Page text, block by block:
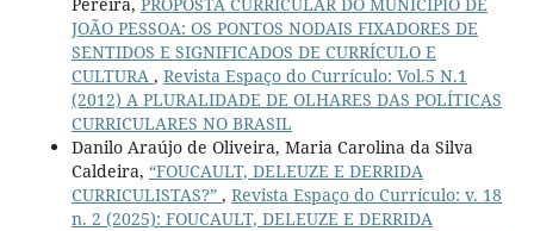
JOÃO PESSOA: OS PONTOS NODAIS FIXADORES DE
SENTIDOS E SIGNIFICADOS DE CURRÍCULO E
CULTURA , Revista Espaço do Currículo: Vol.5 N.1
(2012) A PLURALIDADE DE OLHARES DAS POLÍTICAS
CURRICULARES NO BRASIL
Danilo Araújo de Oliveira, Maria Carolina da Silva
Caldeira, “FOUCAULT, DELEUZE E DERRIDA
CURRICULISTAS?” , Revista Espaço do Currículo: v. 18
n. 2 (2025): FOUCAULT, DELEUZE E DERRIDA